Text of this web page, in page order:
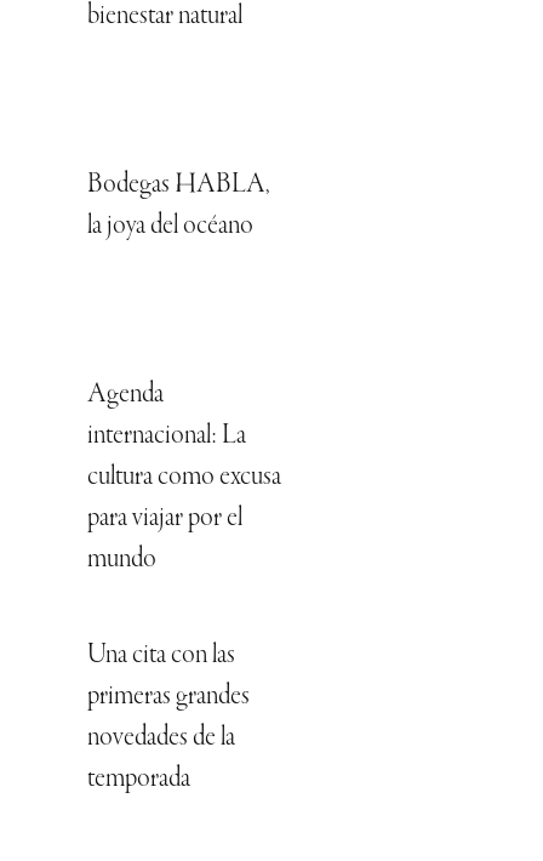
bienestar natural
Bodegas HABLA,
la joya del océano
Agenda
internacional: La
cultura como excusa
para viajar por el
mundo
Una cita con las
primeras grandes
novedades de la
temporada